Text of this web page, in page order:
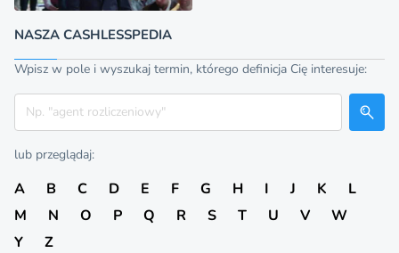
NASZA CASHLESSPEDIA
Wpisz w pole i wyszukaj termin, którego definicja Cię interesuje:
Szukaj
lub przeglądaj:
A B C D E F G H I J K
L
M
N O P Q R S T U V
W
Y
Z